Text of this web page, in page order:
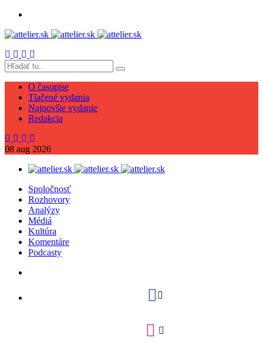
O časopise
Tlačené vydania
Najnovšie vydanie
Redakcia
08 aug 2026
Spoločnosť
Rozhovory
Analýzy
Médiá
Kultúra
Komentáre
Podcasty